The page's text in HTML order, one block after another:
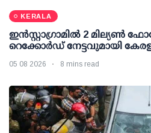
KERALA
ഇന്‍സ്റ്റാഗ്രാമില്‍ 2 മില്യണ്‍
റെക്കോര്‍ഡ് നേട്ടവുമായി
05 08 2026 8 mins read